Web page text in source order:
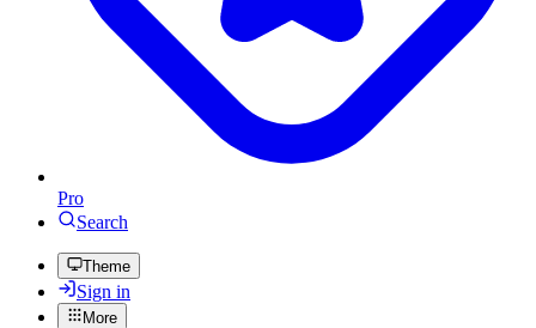
Pro
Search
Theme
Sign in
More